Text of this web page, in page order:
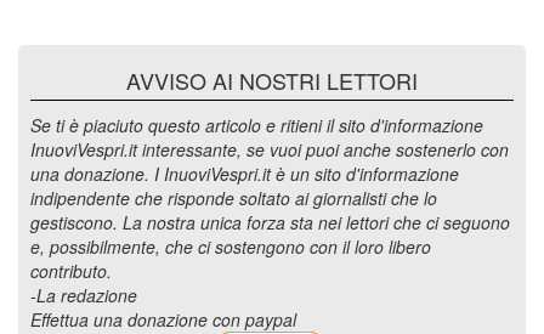
AVVISO AI NOSTRI LETTORI
Se ti è piaciuto questo articolo e ritieni il sito d'informazione
InuoviVespri.it interessante, se vuoi puoi anche sostenerlo con
una donazione. I InuoviVespri.it è un sito d'informazione
indipendente che risponde soltato ai giornalisti che lo
gestiscono. La nostra unica forza sta nei lettori che ci seguono
e, possibilmente, che ci sostengono con il loro libero
contributo.
-La redazione
Effettua una donazione con paypal